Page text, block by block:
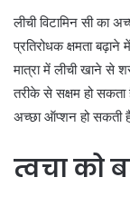
लीची विटामिन सी का
प्रतिरोधक क्षमता बढ़ाने
मात्रा में लीची खाने से
तरीके से सक्षम हो
अच्छा ऑप्शन हो सकती
त्वचा को